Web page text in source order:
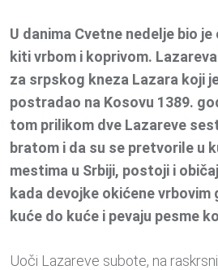
U danima Cvetne nedelje bio
kiti vrbom i koprivom.
za srpskog kneza Lazara koji
postradao na Kosovu 1389.
tom prilikom dve Lazareve
bratom i da su se pretvorile u
mestima u Srbiji, postoji i
kada devojke okićene vrbovim
kuće do kuće i pevaju pesme
Uoči Lаzаreve subote, nа